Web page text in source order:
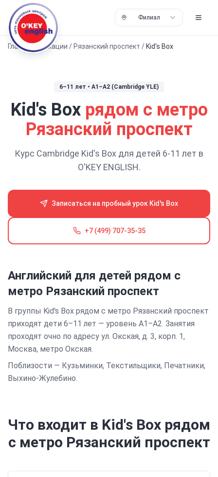
Филиал
Главная Локации / Рязанский проспект / Kid's Box
6–11 лет • A1–A2 (Cambridge YLE)
Kid's Box рядом с метро
Рязанский проспект
Курс Cambridge Kid's Box для детей 6-11 лет в
O'KEY ENGLISH.
Записаться на пробный урок Kid's Box
+7 (499) 707-35-35
Английский для детей рядом с
метро Рязанский проспект
В группы Kid's Box рядом с метро Рязанский проспект
приходят дети 6–11 лет — уровень A1–A2. Занятия
проходят очно по адресу ул. Окская, д. 3, корп. 1,
Москва, метро Окская.
Поблизости — Кузьминки, Текстильщики, Печатники,
Выхино-Жулебино.
Что входит в Kid's Box рядом
с метро Рязанский проспект